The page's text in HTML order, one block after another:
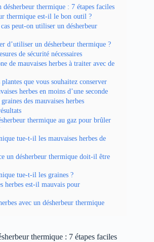
thermique : 7 étapes faciles
thermique est-il le bon outil ?
peut-on utiliser un désherbeur
d’utiliser un désherbeur thermique ?
de sécurité nécessaires
de mauvaises herbes à traiter avec de
que vous souhaitez conserver
herbes en moins d’une seconde
des mauvaises herbes
thermique au gaz pour brûler
tue-t-il les mauvaises herbes de
un désherbeur thermique doit-il être
tue-t-il les graines ?
herbes est-il mauvais pour
avec un désherbeur thermique
thermique : 7 étapes faciles